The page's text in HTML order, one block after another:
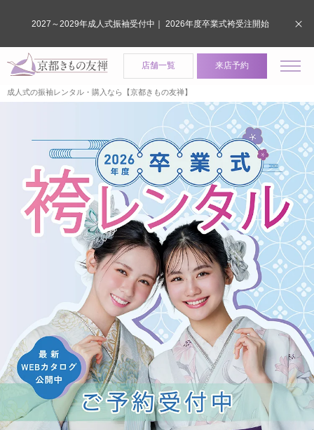
店舗一覧 来店予約
成人式の振袖レンタル・購入なら【京都きもの友禅】
2027～2029年成人式振袖受付中｜ 2026年度卒業式袴受注開始